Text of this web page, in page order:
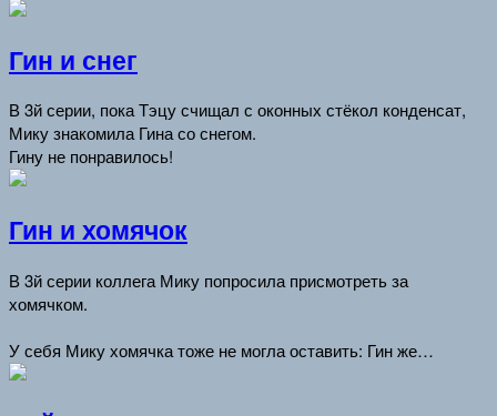
Гин и снег
В 3й серии, пока Тэцу счищал с оконных стёкол конденсат,
Мику знакомила Гина со снегом.
Гину не понравилось!
Гин и хомячок
В 3й серии коллега Мику попросила присмотреть за
хомячком.
У себя Мику хомячка тоже не могла оставить: Гин же…